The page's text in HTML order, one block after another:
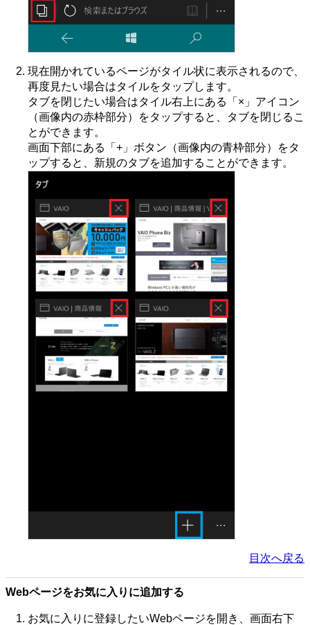
現在開かれているページがタイル状に表示されるので、
再度見たい場合はタイルをタップします。
タブを閉じたい場合はタイル右上にある「×」アイコン
（画像内の赤枠部分）をタップすると、タブを閉じるこ
とができます。
画面下部にある「+」ボタン（画像内の青枠部分）をタ
ップすると、新規のタブを追加することができます。
目次へ戻る
Webページをお気に入りに追加する
お気に入りに登録したいWebページを開き、画面右下